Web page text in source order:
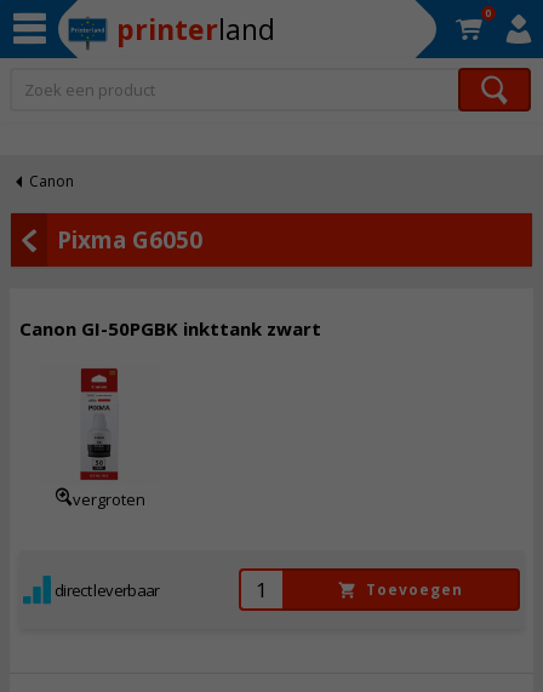
printerland 0
Canon
Pixma G6050
Canon GI-50PGBK inkttank zwart
vergroten
direct leverbaar Toevoegen